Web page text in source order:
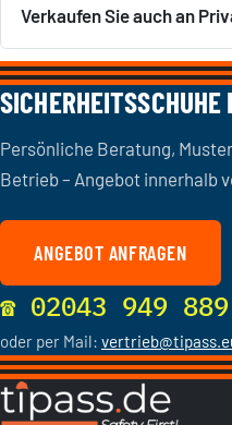
Verkaufen Sie auch an
Persönliche Beratung,
Betrieb – Angebot innerhalb
ANGEBOT ANFRAGEN
☎ 02043 949
oder per Mail: